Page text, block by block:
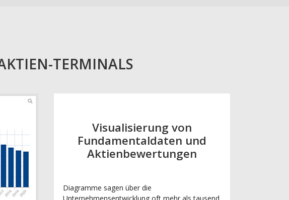
TERMINALS
Visualisierung von
Fundamentaldaten und
Aktienbewertungen
Diagramme sagen über die